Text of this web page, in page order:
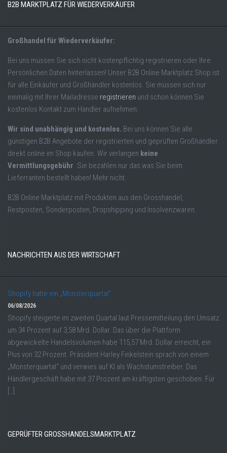
B2B MARKTPLATZ FÜR WIEDERVERKÄUFER
Großhandel für Wiederverkäufer:
Bei uns müssen Sie sich nicht kostenpflichtig registrieren oder Ihre
Persönlichen Daten hinterlassen! Unser B2B Online Marktplatz Shop ist
für alle Einkäufer und Großhändler kostenlos. Sie müssen sich nur
einmalig mit Ihrer Mailadresse registrieren und schon können Sie
kostenlos Kontakt zum Händler aufnehmen.
Wir sind unabhängig und kostenlos. Bei uns können Sie alle
günstigen B2B Angebote der registrierten und geprüften Großhändler
direkt online im Shop kaufen. Wir verlangen keine
Vermittlungsgebühr. Sie bezahlen nur das was Sie beim
Lieferranten bestellt haben! Mehr nicht.
B2B Online Marktplatz mit Produkten aus den Grosshandel,
Restposten, Sonderposten, Dropshipping und Insolvenzwaren.
NACHRICHTEN AUS DER WIRTSCHAFT
Shopify hatte ein „Monsterquartal“
06/08/2026
Shopify steigerte im zweiten Quartal laut Pressemitteilung den Umsatz
um 34 Prozent auf 3,58 Mrd. Dollar. Das über die Plattform
abgewickelte Handelsvolumen habe 115,57 Mrd. Dollar erreicht, ein
Plus von 32 Prozent. Präsident Harley Finkelstein sprach von einem
„Monsterquartal“ und verwies auf KI als Wachstumstreiber. Das
Händlergeschäft habe mit 37 Prozent am kräftigsten geschoben. Für
[…]
GEPRÜFTER GROSSHANDELSMARKTPLATZ